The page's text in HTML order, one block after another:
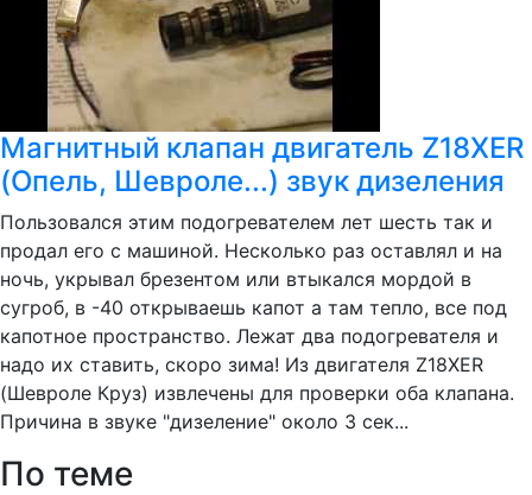
Магнитный клапан двигатель Z18XER
(Опель, Шевроле...) звук дизеления
Пользовался этим подогревателем лет шесть так и
продал его с машиной. Несколько раз оставлял и на
ночь, укрывал брезентом или втыкался мордой в
сугроб, в -40 открываешь капот а там тепло, все под
капотное пространство. Лежат два подогревателя и
надо их ставить, скоро зима! Из двигателя Z18XER
(Шевроле Круз) извлечены для проверки оба клапана.
Причина в звуке "дизеление" около 3 сек...
По теме